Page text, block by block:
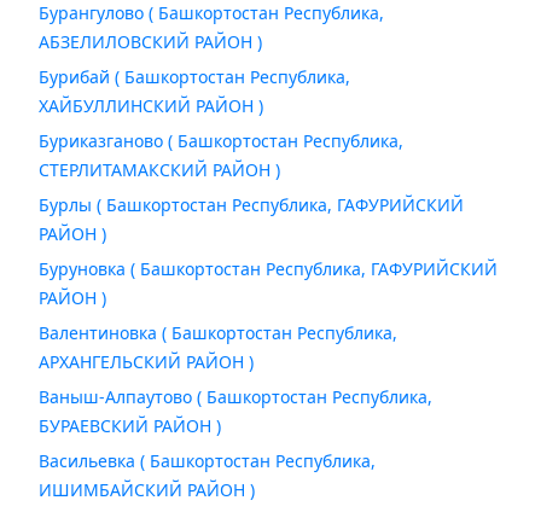
Бурангулово ( Башкортостан Республика,
АБЗЕЛИЛОВСКИЙ РАЙОН )
Бурибай ( Башкортостан Республика,
ХАЙБУЛЛИНСКИЙ РАЙОН )
Буриказганово ( Башкортостан Республика,
СТЕРЛИТАМАКСКИЙ РАЙОН )
Бурлы ( Башкортостан Республика, ГАФУРИЙСКИЙ
РАЙОН )
Буруновка ( Башкортостан Республика, ГАФУРИЙСКИЙ
РАЙОН )
Валентиновка ( Башкортостан Республика,
АРХАНГЕЛЬСКИЙ РАЙОН )
Ваныш-Алпаутово ( Башкортостан Республика,
БУРАЕВСКИЙ РАЙОН )
Васильевка ( Башкортостан Республика,
ИШИМБАЙСКИЙ РАЙОН )